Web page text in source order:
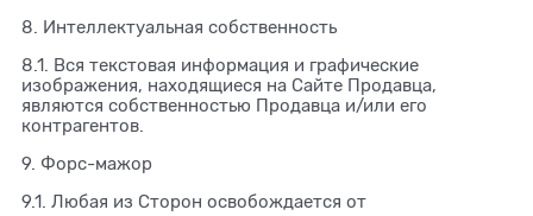
8. Интеллектуальная собственность
8.1. Вся текстовая информация и графические
изображения, находящиеся на Сайте Продавца,
являются собственностью Продавца и/или его
контрагентов.
9. Форс-мажор
9.1. Любая из Сторон освобождается от